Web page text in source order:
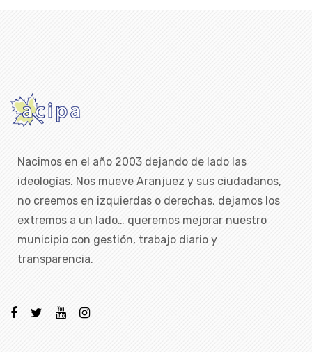
Nacimos en el año 2003 dejando de lado las
ideologías. Nos mueve Aranjuez y sus ciudadanos,
no creemos en izquierdas o derechas, dejamos los
extremos a un lado… queremos mejorar nuestro
municipio con gestión, trabajo diario y
transparencia.